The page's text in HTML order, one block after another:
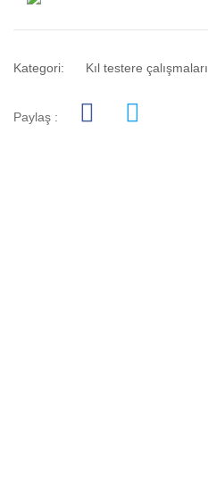
Kategori: Kıl testere çalışmaları
Paylaş :